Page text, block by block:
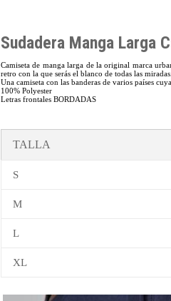
Sudadera Manga Larga
Camiseta de manga larga de la original marca
retro con la que serás el blanco de todas las miradas.
Una camiseta con las banderas de varios países
100% Polyester
Letras frontales BORDADAS
TALLA
S
M
L
XL